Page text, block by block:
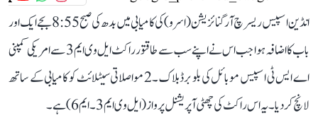
انڈین اسپیس ریسرچ آرگنائزیشن (اسرو) کی کامیابی میں بدھ کی صبح 8:55 بجے ایک اور
باب کا اضافہ ہوا جب اس نے اپنے سب سے طاقتور راکٹ ایل وی ایم 3 سے امریکی کمپنی
اے ایس ٹی اسپیس موبائل کی بلو برڈ بلاک ۔2 مواصلاتی سیٹلائٹ کو کامیابی کے ساتھ
لانچ کردیا۔ یہ اس راکٹ کی چھٹی آپریشنل پرواز (ایل وی ایم 3۔ ایم 6) ہے۔